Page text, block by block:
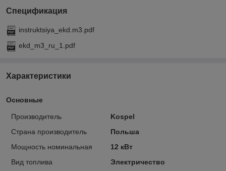
Спецификация
instruktsiya_ekd.m3.pdf
ekd_m3_ru_1.pdf
Характеристики
Основные
Производитель
Kospel
Страна производитель
Польша
Мощность номинальная
12 кВт
Вид топлива
Электричество